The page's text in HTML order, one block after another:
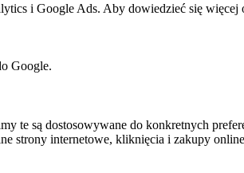
i Google Ads. Aby dowiedzieć się
Google.
te są dostosowywane do konkretnych
strony internetowe, kliknięcia i zakupy